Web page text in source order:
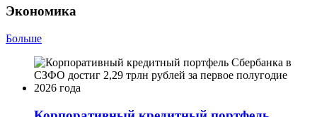
Экономика
Больше